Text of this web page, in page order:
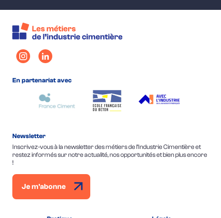
En partenariat avec
Newsletter
Inscrivez-vous à la newsletter des métiers de l’Industrie Cimentière et
restez informés sur notre actualité, nos opportunités et bien plus encore
!
Je m'abonne